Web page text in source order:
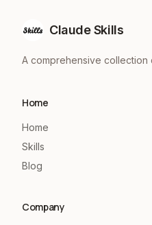
Claude Skills
A comprehensive collection
Home
Home
Skills
Blog
Company